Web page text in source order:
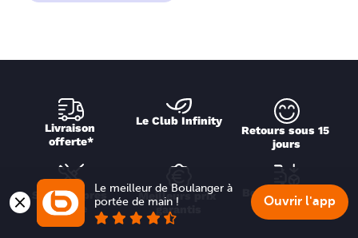
Livraison
offerte*
Le Club Infinity
Retours sous 15
jours
Service après
vente
Meilleurs prix
garantis
Boulanger Drive
Le meilleur de Boulanger à
portée de main !
Ouvrir l'app